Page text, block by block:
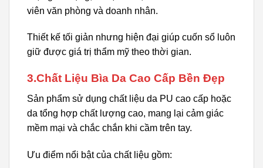
viên văn phòng và doanh nhân.
Thiết kế tối giản nhưng hiện đại giúp cuốn sổ luôn
giữ được giá trị thẩm mỹ theo thời gian.
3.Chất Liệu Bìa Da Cao Cấp Bền Đẹp
Sản phẩm sử dụng chất liệu da PU cao cấp hoặc
da tổng hợp chất lượng cao, mang lại cảm giác
mềm mại và chắc chắn khi cầm trên tay.
Ưu điểm nổi bật của chất liệu gồm: